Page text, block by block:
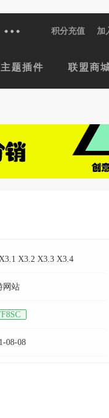
积分充值 加
主题插件 联盟商
X3.2 X3.3 X3.4
网站
08-08